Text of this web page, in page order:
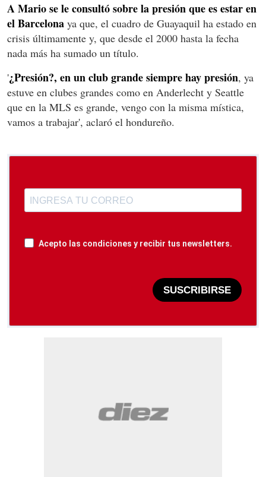
A Mario se le consultó sobre la presión que es estar en
el Barcelona ya que, el cuadro de Guayaquil ha estado en
crisis últimamente y, que desde el 2000 hasta la fecha
nada más ha sumado un título.
'¿Presión?, en un club grande siempre hay presión, ya
estuve en clubes grandes como en Anderlecht y Seattle
que en la MLS es grande, vengo con la misma mística,
vamos a trabajar', aclaró el hondureño.
Acepto las condiciones y recibir tus newsletters.
SUSCRIBIRSE